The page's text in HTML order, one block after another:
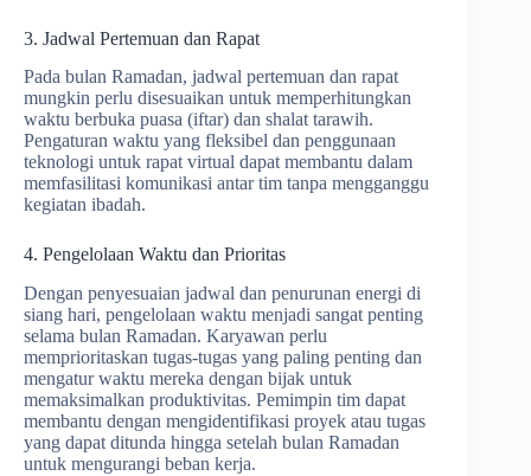
3. Jadwal Pertemuan dan Rapat
Pada bulan Ramadan, jadwal pertemuan dan rapat
mungkin perlu disesuaikan untuk memperhitungkan
waktu berbuka puasa (iftar) dan shalat tarawih.
Pengaturan waktu yang fleksibel dan penggunaan
teknologi untuk rapat virtual dapat membantu dalam
memfasilitasi komunikasi antar tim tanpa mengganggu
kegiatan ibadah.
4. Pengelolaan Waktu dan Prioritas
Dengan penyesuaian jadwal dan penurunan energi di
siang hari, pengelolaan waktu menjadi sangat penting
selama bulan Ramadan. Karyawan perlu
memprioritaskan tugas-tugas yang paling penting dan
mengatur waktu mereka dengan bijak untuk
memaksimalkan produktivitas. Pemimpin tim dapat
membantu dengan mengidentifikasi proyek atau tugas
yang dapat ditunda hingga setelah bulan Ramadan
untuk mengurangi beban kerja.